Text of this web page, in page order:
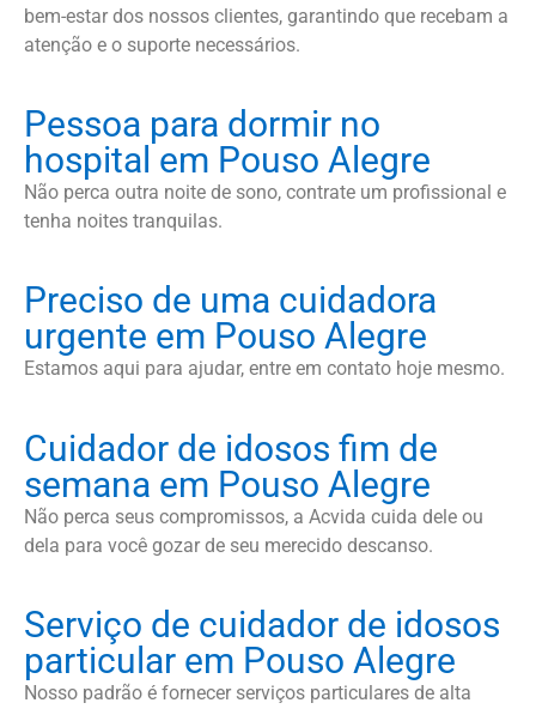
bem-estar dos nossos clientes, garantindo que recebam a
atenção e o suporte necessários.
Pessoa para dormir no
hospital em Pouso Alegre
Não perca outra noite de sono, contrate um profissional e
tenha noites tranquilas.
Preciso de uma cuidadora
urgente em Pouso Alegre
Estamos aqui para ajudar, entre em contato hoje mesmo.
Cuidador de idosos fim de
semana em Pouso Alegre
Não perca seus compromissos, a Acvida cuida dele ou
dela para você gozar de seu merecido descanso.
Serviço de cuidador de idosos
particular em Pouso Alegre
Nosso padrão é fornecer serviços particulares de alta